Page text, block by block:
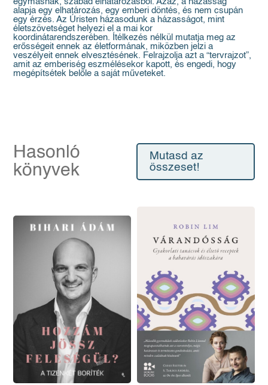
alapja egy elhatározás, egy emberi döntés, és nem csupán
egy érzés. Az Úristen házasodunk a házasságot, mint
életszövetséget helyezi el a mai kor
koordinátarendszerében. Ítélkezés nélkül mutatja meg az
erősségeit ennek az életformának, miközben jelzi a
veszélyeit ennek elvesztésének. Felrajzolja azt a “tervrajzot”,
amit az emberiség eszmélésekor kapott, és engedi, hogy
megépítsétek belőle a saját műveteket.
Hasonló
könyvek
Mutasd az
összeset!